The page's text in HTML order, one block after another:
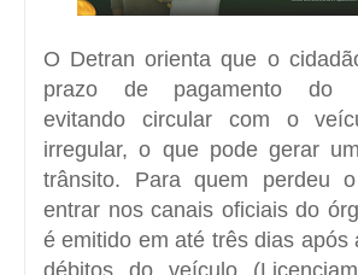
O Detran orienta que o
prazo de pagamento do
evitando circular com o
irregular, o que pode gerar
trânsito. Para quem perdeu
entrar nos canais oficiais do
é emitido em até três dias após
débitos do veículo